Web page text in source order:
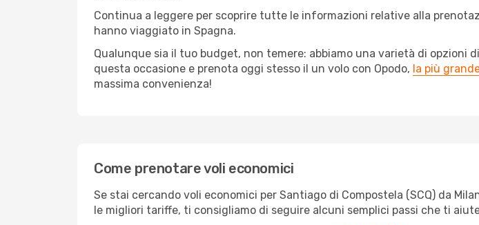
Continua a leggere per scoprire tutte le informazioni relative alla
hanno viaggiato in Spagna.
Qualunque sia il tuo budget, non temere: abbiamo una varietà di
questa occasione e prenota oggi stesso il un volo con Opodo, la più
massima convenienza!
Come prenotare voli economici
Se stai cercando voli economici per Santiago di Compostela (SCQ) da
le migliori tariffe, ti consigliamo di seguire alcuni semplici passi che ti